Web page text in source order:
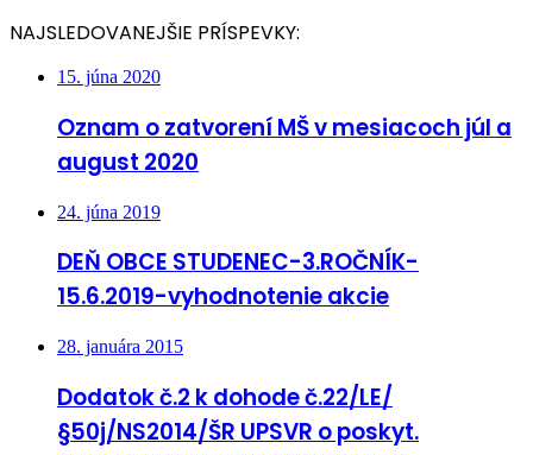
NAJSLEDOVANEJŠIE PRÍSPEVKY:
15. júna 2020
Oznam o zatvorení MŠ v mesiacoch júl a
august 2020
24. júna 2019
DEŇ OBCE STUDENEC-3.ROČNÍK-
15.6.2019-vyhodnotenie akcie
28. januára 2015
Dodatok č.2 k dohode č.22/LE/
§50j/NS2014/ŠR UPSVR o poskyt.